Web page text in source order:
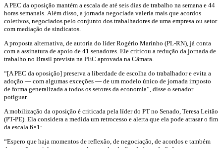
A PEC da oposição mantém a escala de até seis dias de trabalho na semana e 44
horas semanais. Além disso, a jornada negociada valeria mais que acordos
coletivos, negociados pelo conjunto dos trabalhadores de uma empresa ou setor
com mediação de sindicatos.
A proposta alternativa, de autoria do líder Rogério Marinho (PL-RN), já conta
com a assinatura de apoio de 41 senadores. Ele criticou a redução da jornada de
trabalho no Brasil prevista na PEC aprovada na Câmara.
“[A PEC da oposição] preserva a liberdade de escolha do trabalhador e evita a
adoção — com algumas exceções — de um modelo único de jornada imposto
de forma generalizada a todos os setores da economia”, disse o senador
potiguar.
A mobilização da oposição é criticada pela líder do PT no Senado, Teresa Leitão
(PT-PE). Ela considera a medida um retrocesso e alerta que ela pode atrasar o fim
da escala 6×1:
“Espero que haja momentos de reflexão, de negociação, de acordos e também